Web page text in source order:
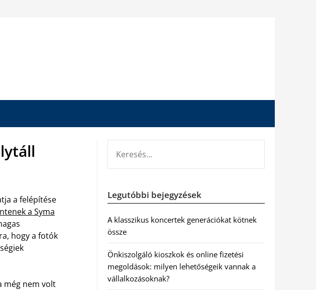
a felépítése
a Syma
hogy a fotók
még nem volt
Legutóbbi bejegyzések
A klasszikus koncertek generációkat kötnek
össze
Önkiszolgáló kioszkok és online fizetési
megoldások: milyen lehetőségeik vannak a
vállalkozásoknak?